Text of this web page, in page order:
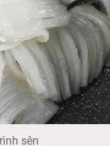
sên